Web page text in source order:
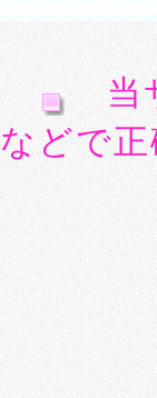
当
などで